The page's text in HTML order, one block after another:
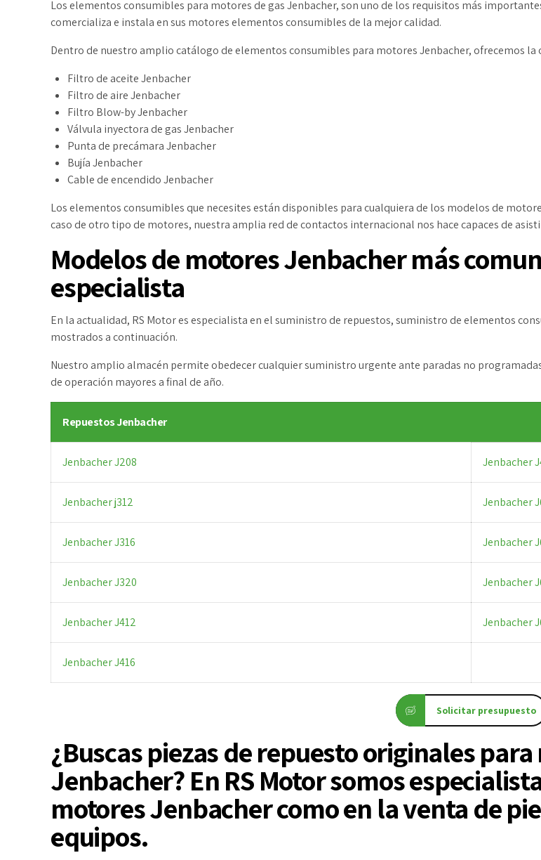
Los elementos consumibles para motores de gas Jenbacher, son uno de los requisitos más
comercializa e instala en sus motores elementos consumibles de la mejor calidad.
Dentro de nuestro amplio catálogo de elementos consumibles para motores Jenbacher, ofrecemos la
Filtro de aceite Jenbacher
Filtro de aire Jenbacher
Filtro Blow-by Jenbacher
Válvula inyectora de gas Jenbacher
Punta de precámara Jenbacher
Bujía Jenbacher
Cable de encendido Jenbacher
Los elementos consumibles que necesites están disponibles para cualquiera de los modelos de
caso de otro tipo de motores, nuestra amplia red de contactos internacional nos hace capaces de
Modelos de motores Jenbacher más
especialista
En la actualidad, RS Motor es especialista en el suministro de repuestos, suministro de elementos
mostrados a continuación.
Nuestro amplio almacén permite obedecer cualquier suministro urgente ante paradas no
de operación mayores a final de año.
Repuestos Jenbacher
Jenbacher J208 Jenbacher
Jenbacher j312 Jenbacher
Jenbacher J316 Jenbacher
Jenbacher J320 Jenbacher
Jenbacher J412 Jenbacher
Jenbacher J416
Solicitar presupuesto
¿Buscas piezas de repuesto originales
Jenbacher? En RS Motor somos
motores Jenbacher como en la venta de
equipos.